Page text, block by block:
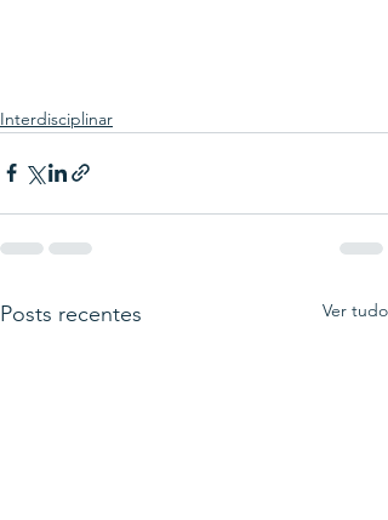
Interdisciplinar
Posts recentes Ver tudo